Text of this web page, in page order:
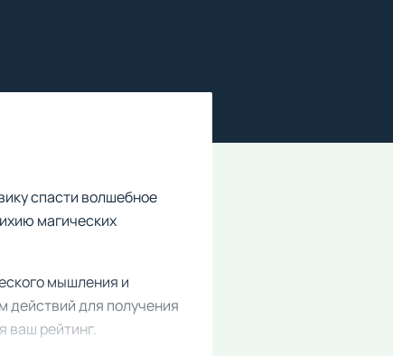
спасти волшебное
магических
мышления и
действий для получения
ваш рейтинг.